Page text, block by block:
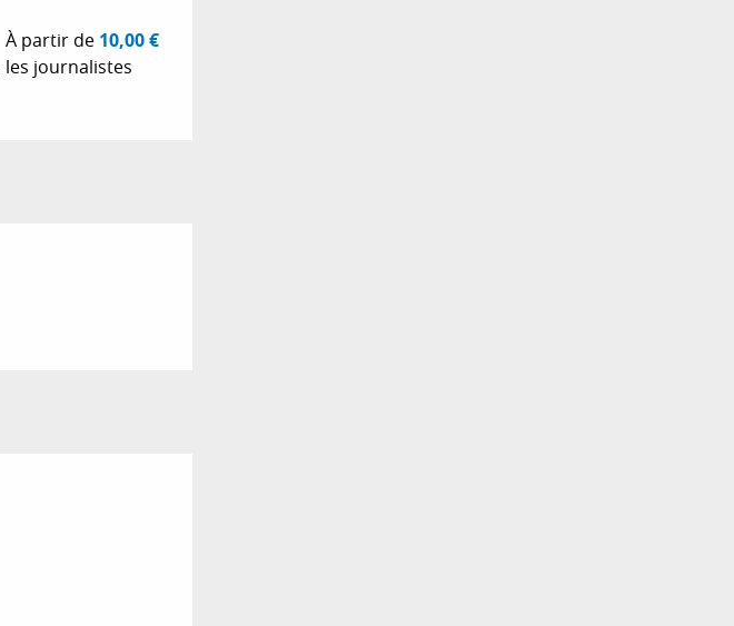
À partir de 10,00 €
les journalistes